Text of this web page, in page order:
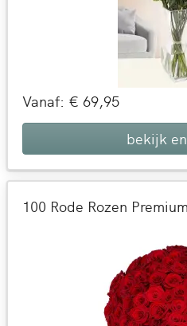
Vanaf: € 69,95
bekijk
100 Rode Rozen